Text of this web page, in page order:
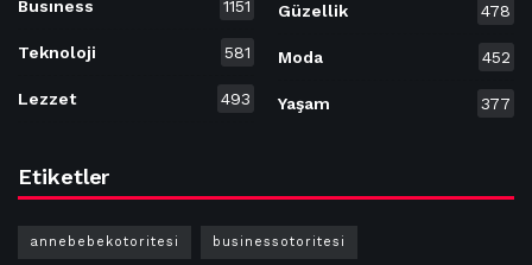
Busıness 1151
Teknoloji 581
Lezzet 493
Güzellik 478
Moda 452
Yaşam 377
Etiketler
annebebekotoritesi businessotoritesi